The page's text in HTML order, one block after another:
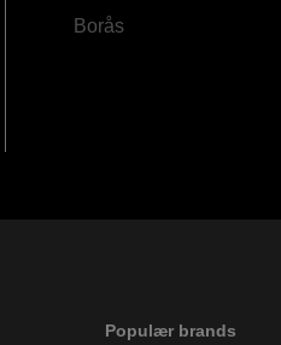
Borås
Populær brands